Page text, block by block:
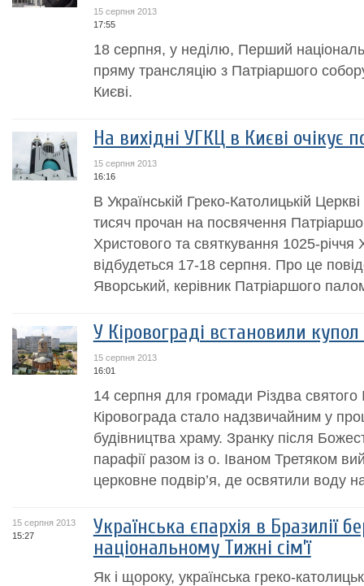
15 серпня 2013
17:55
18 серпня, у неділю, Перший
пряму трансляцію з Патріаршого
Києві.
На вихідні УГКЦ в Києві очікує
15 серпня 2013
16:16
В Українській Греко-Католицькій
тисяч прочан на посвячення
Христового та святкування 1025-
відбудеться 17-18 серпня. Про це
Яворський, керівник Патріаршого
У Кіровограді встановили
15 серпня 2013
16:01
14 серпня для громади Різдва
Кіровограда стало надзвичайним у
будівництва храму. Зранку після
парафії разом із о. Іваном Третяком
церковне подвір’я, де освятили воду
15 серпня 2013
15:27
Українська єпархія в Бразилії
національному Тижні сім’ї
Як і щороку, українська греко-